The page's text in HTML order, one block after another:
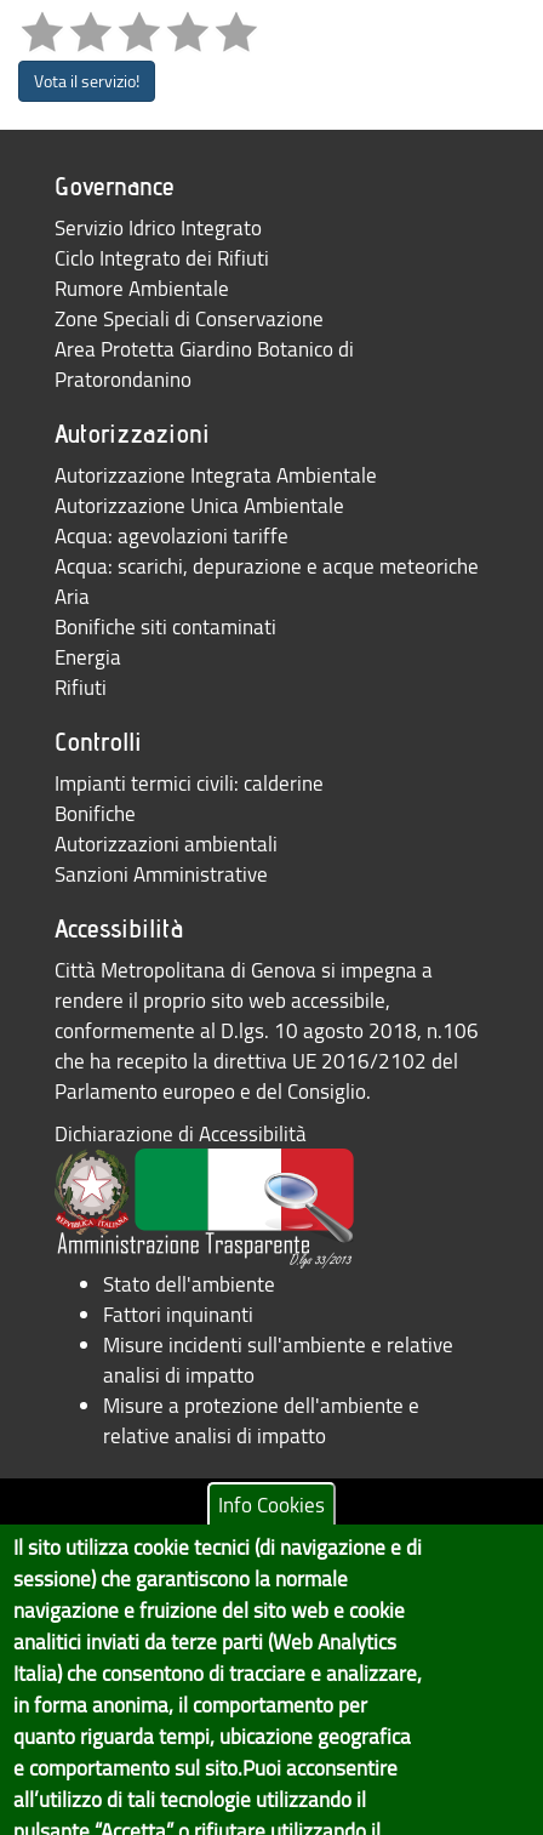
Vota il servizio!
Governance
Servizio Idrico Integrato
Ciclo Integrato dei Rifiuti
Rumore Ambientale
Zone Speciali di Conservazione
Area Protetta Giardino Botanico di
Pratorondanino
Autorizzazioni
Autorizzazione Integrata Ambientale
Autorizzazione Unica Ambientale
Acqua: agevolazioni tariffe
Acqua: scarichi, depurazione e acque meteoriche
Aria
Bonifiche siti contaminati
Energia
Rifiuti
Controlli
Impianti termici civili: calderine
Bonifiche
Autorizzazioni ambientali
Sanzioni Amministrative
Accessibilità
Città Metropolitana di Genova si impegna a
rendere il proprio sito web accessibile,
conformemente al D.lgs. 10 agosto 2018, n.106
che ha recepito la direttiva UE 2016/2102 del
Parlamento europeo e del Consiglio.
Dichiarazione di Accessibilità
Stato dell'ambiente
Fattori inquinanti
Misure incidenti sull'ambiente e relative
analisi di impatto
Misure a protezione dell'ambiente e
relative analisi di impatto
Copyright © 2017 Città metropolitana di Genova | CF:
80007350103
Il Portale è gestito dal Servizio Sistemi Informativi e Sviluppo Economico,
GenovaMetropoli
Tecnologie e Accessibilità
Info Cookies
Il sito utilizza cookie tecnici (di navigazione e di
sessione) che garantiscono la normale
navigazione e fruizione del sito web e cookie
analitici inviati da terze parti (Web Analytics
Italia) che consentono di tracciare e analizzare,
in forma anonima, il comportamento per
quanto riguarda tempi, ubicazione geografica
e comportamento sul sito.Puoi acconsentire
all’utilizzo di tali tecnologie utilizzando il